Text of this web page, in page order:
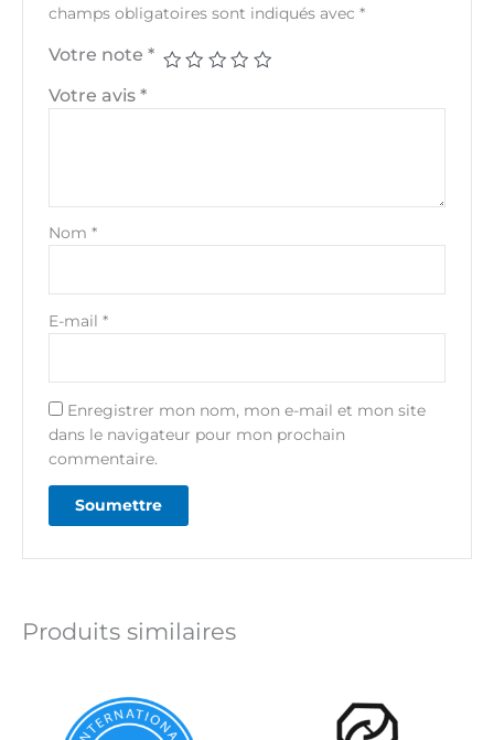
champs obligatoires sont indiqués avec *
Votre note *
Votre avis *
Nom *
E-mail *
Enregistrer mon nom, mon e-mail et mon site
dans le navigateur pour mon prochain
commentaire.
Produits similaires